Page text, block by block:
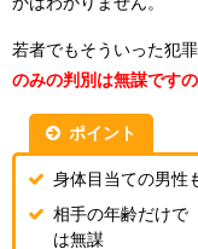
若者でもそういった犯
のみの判別は無謀です
ポイント
身体目当ての男性
相手の年齢だけで
は無謀